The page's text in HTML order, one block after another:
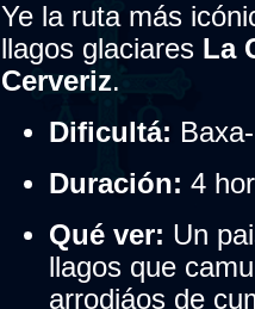
Ye la ruta más
llagos glaciares La
Cerveriz.
Dificultá:
Duración: 4
Qué ver: Un
llagos que
arrodiáos de